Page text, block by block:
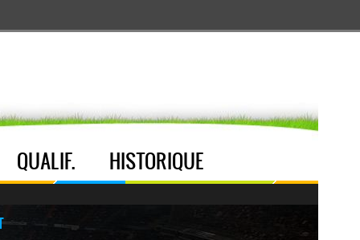
QUALIF. HISTORIQUE